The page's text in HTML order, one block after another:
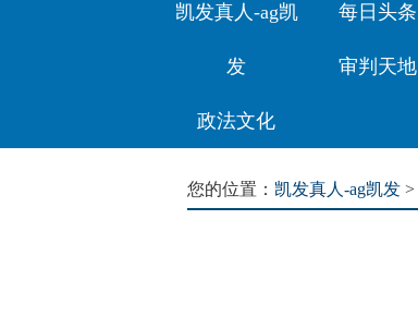
凯发真人-ag凯
发
每日头条
审判天地
政法文化
您的位置： 凯发真人-ag凯发 >